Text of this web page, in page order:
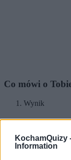
KochamQuizy
Information
Co mówi o
Wynik
Pozycja
Pozycja